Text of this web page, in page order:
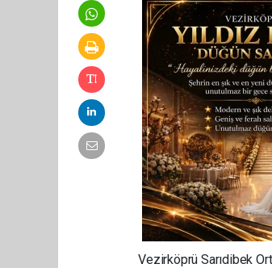
Vezirköprü Sarıdibek